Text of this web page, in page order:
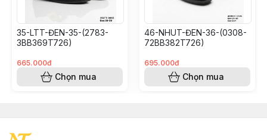
35-LTT-ĐEN-35-(2783-
3BB369T726)
665.000đ
Chọn mua
46-NHUT-ĐEN-36-(0308-
72BB382T726)
695.000đ
Chọn mua